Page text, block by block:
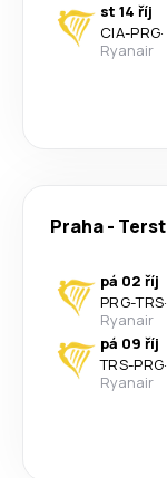
st 14 říj
CIA-PRG·
Ryanair
Praha- Terst
pá 02 říj
PRG-TRS·
Ryanair
pá 09 říj
TRS-PRG·
Ryanair